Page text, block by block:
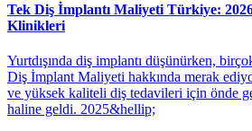
Tek Diş İmplantı Maliyeti Türkiye:
Klinikleri
Yurtdışında diş implantı düşünürken,
Diş İmplant Maliyeti hakkında merak
ve yüksek kaliteli diş tedavileri için önde
haline geldi. 2025&hellip;